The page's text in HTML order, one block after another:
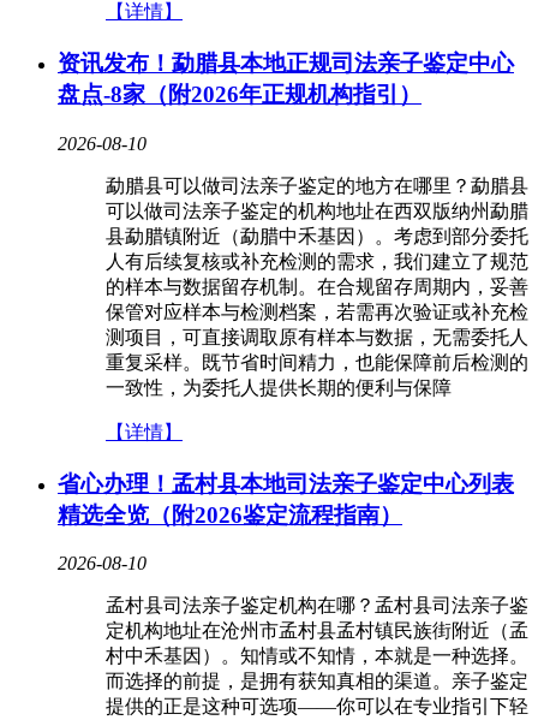
【详情】
资讯发布！勐腊县本地正规司法亲子鉴定中心
盘点-8家（附2026年正规机构指引）
2026-08-10
勐腊县可以做司法亲子鉴定的地方在哪里？勐腊县
可以做司法亲子鉴定的机构地址在西双版纳州勐腊
县勐腊镇附近（勐腊中禾基因）。考虑到部分委托
人有后续复核或补充检测的需求，我们建立了规范
的样本与数据留存机制。在合规留存周期内，妥善
保管对应样本与检测档案，若需再次验证或补充检
测项目，可直接调取原有样本与数据，无需委托人
重复采样。既节省时间精力，也能保障前后检测的
一致性，为委托人提供长期的便利与保障
【详情】
省心办理！孟村县本地司法亲子鉴定中心列表
精选全览（附2026鉴定流程指南）
2026-08-10
孟村县司法亲子鉴定机构在哪？孟村县司法亲子鉴
定机构地址在沧州市孟村县孟村镇民族街附近（孟
村中禾基因）。知情或不知情，本就是一种选择。
而选择的前提，是拥有获知真相的渠道。亲子鉴定
提供的正是这种可选项——你可以在专业指引下轻